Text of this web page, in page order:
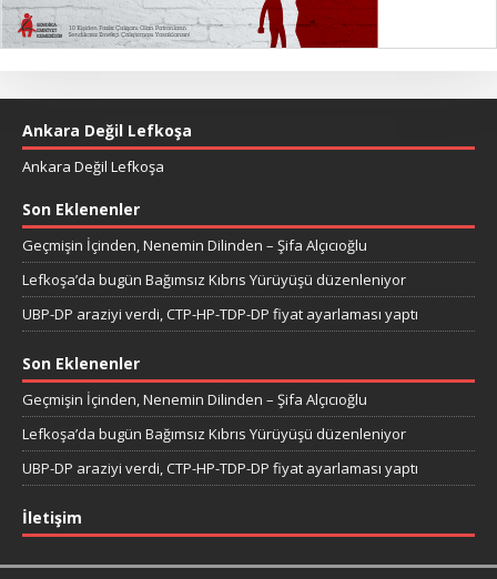
Ankara Değil Lefkoşa
Ankara Değil Lefkoşa
Son Eklenenler
Geçmişin İçinden, Nenemin Dilinden – Şifa Alçıcıoğlu
Lefkoşa’da bugün Bağımsız Kıbrıs Yürüyüşü düzenleniyor
UBP-DP araziyi verdi, CTP-HP-TDP-DP fiyat ayarlaması yaptı
Son Eklenenler
Geçmişin İçinden, Nenemin Dilinden – Şifa Alçıcıoğlu
Lefkoşa’da bugün Bağımsız Kıbrıs Yürüyüşü düzenleniyor
UBP-DP araziyi verdi, CTP-HP-TDP-DP fiyat ayarlaması yaptı
İletişim